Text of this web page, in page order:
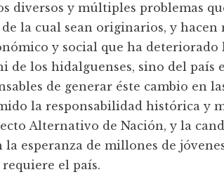
diversos y múltiples problemas
la cual sean originarios, y hacen
y social que ha deteriorado
de los hidalguenses, sino del país
de generar éste cambio en
la responsabilidad histórica y
Alternativo de Nación, y la
la esperanza de millones de
el país.